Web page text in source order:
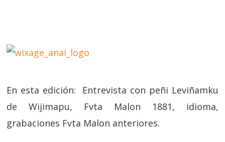
En esta edición: Entrevista con peñi Leviñamku
de Wijimapu, Fvta Malon 1881, idioma,
grabaciones Fvta Malon anteriores.